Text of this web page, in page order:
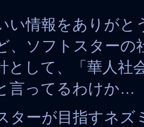
い情報をありがと
、ソフトスターの
として、「華人社
言ってるわけか…
ターが目指すネズ